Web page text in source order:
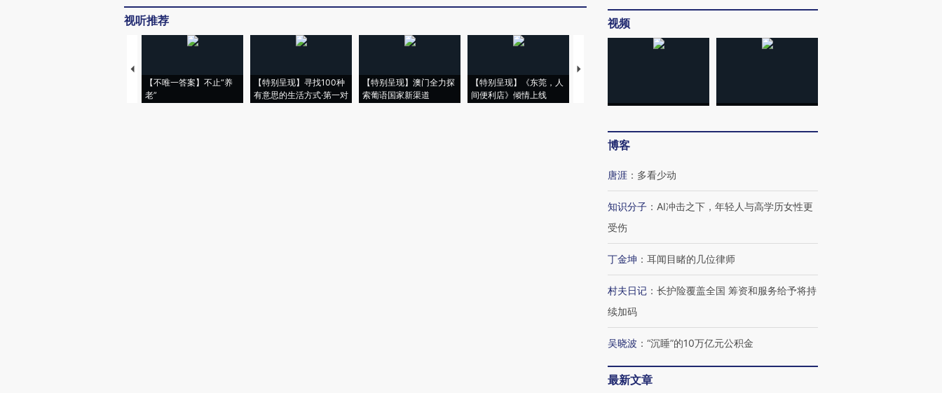
视听推荐
【不唯一答案】不止“养
老”
【特别呈现】寻找100种
有意思的生活方式·第一对
【特别呈现】澳门全力探
索葡语国家新渠道
【特别呈现】《东莞，人
间便利店》倾情上线
【推广】走进第四届链博
视频
博客
唐涯 ： 多看少动
知识分子 ： AI冲击之下，年轻人与高学历女性更
受伤
丁金坤 ： 耳闻目睹的几位律师
村夫日记 ： 长护险覆盖全国 筹资和服务给予将持
续加码
吴晓波 ： “沉睡”的10万亿元公积金
最新文章